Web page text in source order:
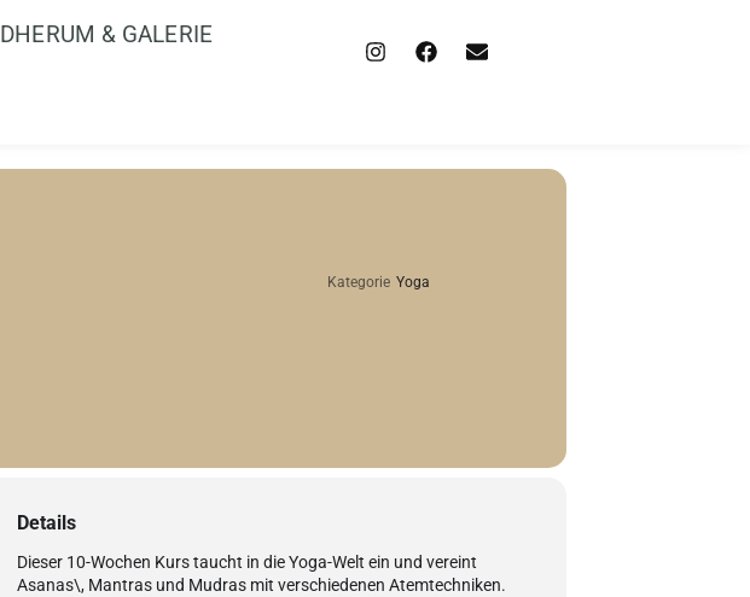
& GALERIE
Kategorie Yoga
Details
Dieser 10-Wochen Kurs taucht in die Yoga-Welt ein und vereint
Asanas\, Mantras und Mudras mit verschiedenen Atemtechniken.